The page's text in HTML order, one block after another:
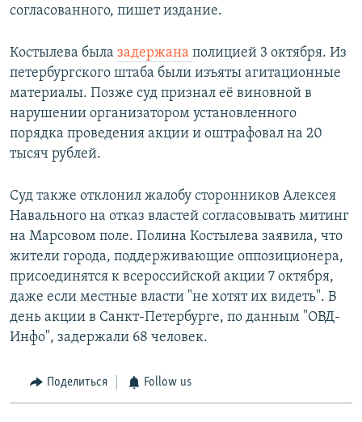
согласованного, пишет издание.
Костылева была задержана полицией 3 октября. Из
петербургского штаба были изъяты агитационные
материалы. Позже суд признал её виновной в
нарушении организатором установленного
порядка проведения акции и оштрафовал на 20
тысяч рублей.
Суд также отклонил жалобу сторонников Алексея
Навального на отказ властей согласовывать митинг
на Марсовом поле. Полина Костылева заявила, что
жители города, поддерживающие оппозиционера,
присоединятся к всероссийской акции 7 октября,
даже если местные власти "не хотят их видеть". В
день акции в Санкт-Петербурге, по данным "ОВД-
Инфо", задержали 68 человек.
Поделиться Follow us